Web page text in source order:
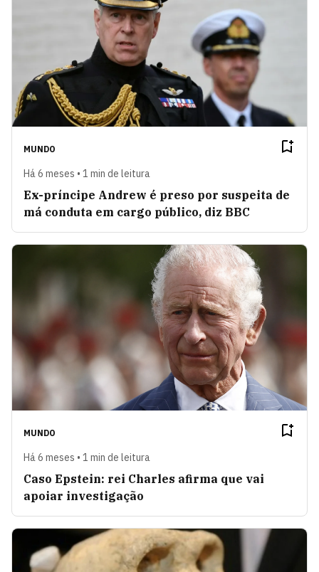
MUNDO
Há 6 meses • 1 min de leitura
Ex-príncipe Andrew é preso por suspeita de
má conduta em cargo público, diz BBC
MUNDO
Há 6 meses • 1 min de leitura
Caso Epstein: rei Charles afirma que vai
apoiar investigação